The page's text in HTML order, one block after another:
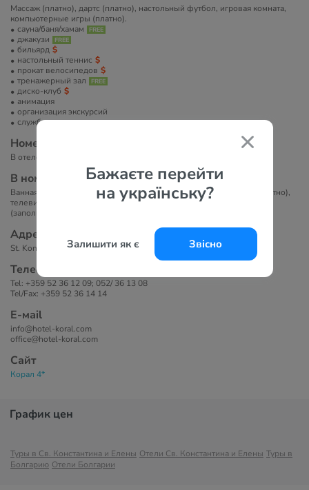
Бажаєте перейти
на українську?
Залишити як є Звісно
Массаж (платно), дартс (платно), настольный футбол, игровая комната,
компьютерные игры (платно).
сауна/баня/хамам
джакузи
бильярд
настольный теннис
прокат велосипедов
тренажерный зал
диско-клуб
анимация
организация экскурсий
служба организации торжеств
Номера
В отеле 110 номеров: 98 двухместных номеров и 12 апартаментов.
В номерах
Ванная комната, фен, центральное кондиционирование, сейф (платно),
телевизор с кабельным ТВ, телефон, Wi-Fi (платно), мини-бар
(заполняется по запросу), балкон.
Адрес
St. Konstantine and Helena, 9006, Varna, Bulgaria
Телефоны
Tel: +359 52 36 12 09; 052/ 36 13 08
Tel/Fax: +359 52 36 14 14
Е-маil
info@hotel-koral.com
office@hotel-koral.com
Сайт
Корал 4*
График цен
Туры в Св. Константина и Елены Отели Св. Константина и Елены Туры в
Болгарию Отели Болгарии